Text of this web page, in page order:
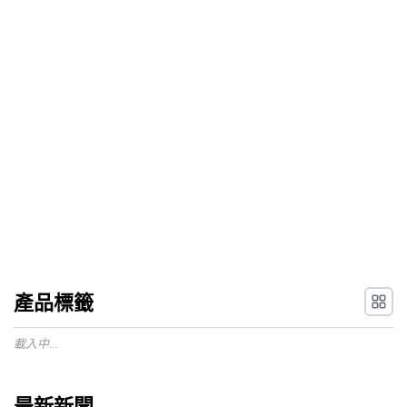
產品標籤
載入中...